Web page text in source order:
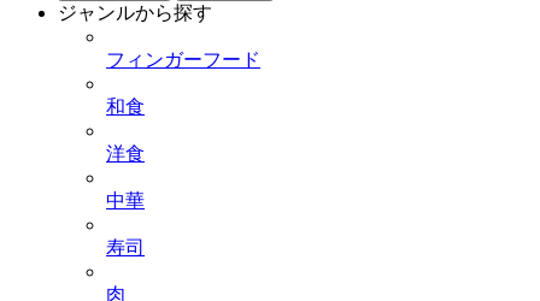
ジャンルから探す
フィンガーフード
和食
洋食
中華
寿司
肉